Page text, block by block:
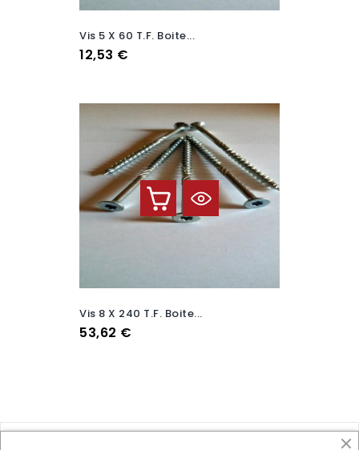
Vis 5 X 60 T.F. Boite...
Prix
12,53 €
Vis 8 X 240 T.F. Boite...
Prix
53,62 €